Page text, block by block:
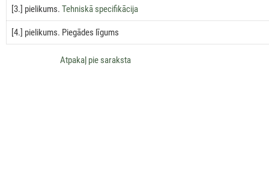
[3.] pielikums. Tehniskā specifikācija
[4.] pielikums. Piegādes līgums
Аtpakaļ pie saraksta